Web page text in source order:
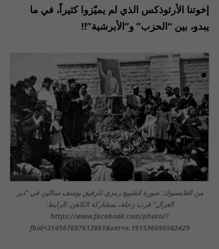
إخوتنا الأرثوذكس الذي لم يميّزوا كثيراً، في ما
يبدو، بين “الحزب” و”الأبرشية”!!
من الفايسبوك: صورة لتشييع رمزي للرفيق يوسف ستالين في “دير
الغزال” قرب زحلة، بمشاركة الكاهن. الرابط:
https://www.facebook.com/photo/?
fbid=314567697612661&set=a.191536696582429